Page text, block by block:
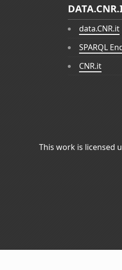
data.CNR.it
SPARQL
CNR.it
This work is licensed